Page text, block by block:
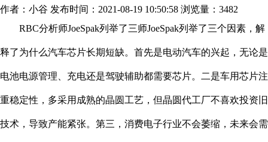
作者：小谷 发布时间：2021-08-19 10:50:58 浏览量：3482
RBC分析师JoeSpak列举了三师JoeSpak列举了三个因素，解
释了为什么汽车芯片长期短缺。首先是电动汽车的兴起，无论是
电池电源管理、充电还是驾驶辅助都需要芯片。二是车用芯片注
重稳定性，多采用成熟的晶圆工艺，但晶圆代工厂不喜欢投资旧
技术，导致产能紧张。第三，消费电子行业不会萎缩，未来会需